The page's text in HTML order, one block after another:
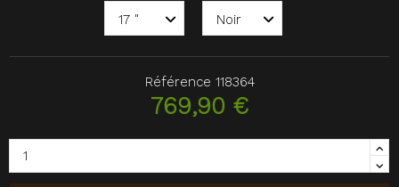
Référence 118364
769,90 €